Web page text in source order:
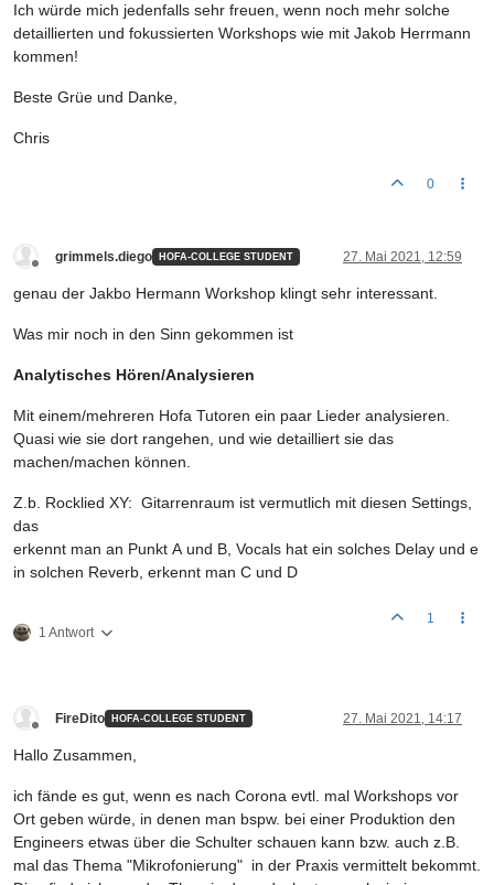
Ich würde mich jedenfalls sehr freuen, wenn noch mehr solche
detaillierten und fokussierten Workshops wie mit Jakob Herrmann
kommen!
Beste Grüe und Danke,
Chris
0
grimmels.diego HOFA-COLLEGE STUDENT 27. Mai 2021, 12:59
genau der Jakbo Hermann Workshop klingt sehr interessant.
Was mir noch in den Sinn gekommen ist
Analytisches Hören/Analysieren
Mit einem/mehreren Hofa Tutoren ein paar Lieder analysieren.
Quasi wie sie dort rangehen, und wie detailliert sie das
machen/machen können.
Z.b. Rocklied XY: Gitarrenraum ist vermutlich mit diesen Settings,
das
erkennt man an Punkt A und B, Vocals hat ein solches Delay und e
in solchen Reverb, erkennt man C und D
1 Antwort
1
FireDito HOFA-COLLEGE STUDENT 27. Mai 2021, 14:17
Hallo Zusammen,
ich fände es gut, wenn es nach Corona evtl. mal Workshops vor
Ort geben würde, in denen man bspw. bei einer Produktion den
Engineers etwas über die Schulter schauen kann bzw. auch z.B.
mal das Thema "Mikrofonierung" in der Praxis vermittelt bekommt.